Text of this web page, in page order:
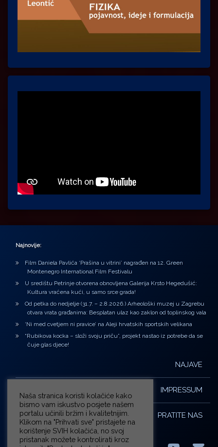
Najnovije:
Film Daniela Pavlića ‘Prašina u vitrini’ nagrađen na 12. Green
Montenegro International Film Festivalu
U središtu Petrinje otvorena obnovljena Galerija Krsto Hegedušić:
Kultura vraćena kući, u samo srce grada!
Od petka do nedjelje (31.7. – 2.8.2026.) Arheološki muzej u Zagrebu
otvara vrata građanima: Besplatan ulaz kao zaklon od toplinskog vala
‘Ni med cvetjem ni pravice’ na Aleji hrvatskih sportskih velikana
“Rubikova kocka – složi svoju priču”, projekt nastao iz potrebe da se
čuje glas djece!
NAJAVE
IMPRESSUM
PRATITE NAS
Naša stranica koristi kolačiće kako
bismo vam iskustvo posjete našem
portalu učinili bržim i kvalitetnijim.
Klikom na "Prihvati sve" pristajete na
korištenje SVIH kolačića, no svoj
pristanak možete kontrolirati kroz